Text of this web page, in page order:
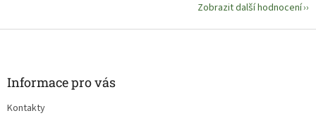
Zobrazit další hodnocení
Informace pro vás
Kontakty